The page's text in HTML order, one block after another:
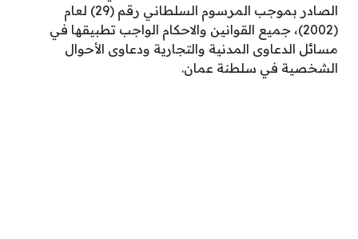
الصادر بموجب المرسوم السلطاني رقم (29) لعام
(2002)، جميع القوانين والاحكام الواجب تطبيقها في
مسائل الدعاوى المدنية والتجارية ودعاوى الأحوال
الشخصية في سلطنة عمان.